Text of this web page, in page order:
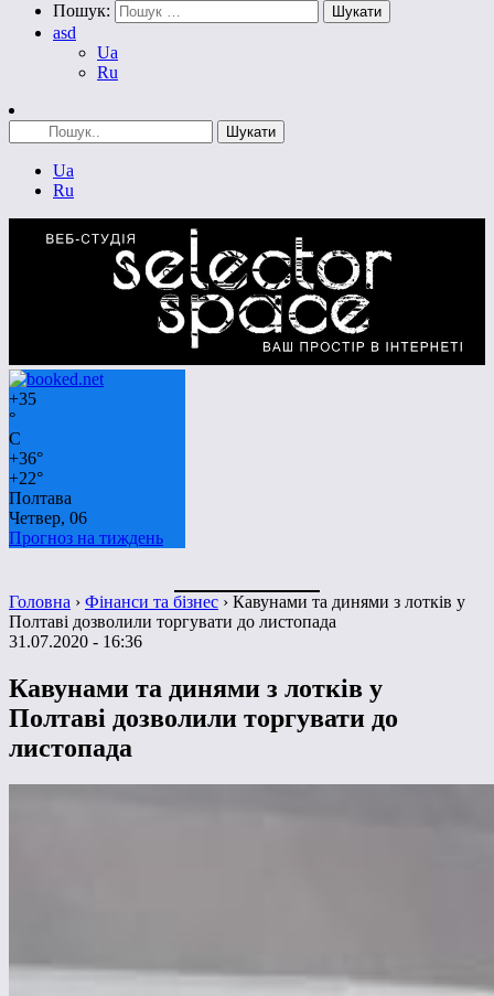
Пошук:
asd
Ua
Ru
Ua
Ru
+35
°
C
+36°
+22°
Полтава
Четвер, 06
Прогноз на тиждень
Головна › Фінанси та бізнес › Кавунами та динями з лотків у
Полтаві дозволили торгувати до листопада
31.07.2020 - 16:36
Кавунами та динями з лотків у
Полтаві дозволили торгувати до
листопада